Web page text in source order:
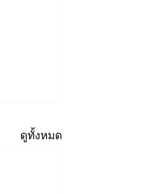
ดูทั้งหมด